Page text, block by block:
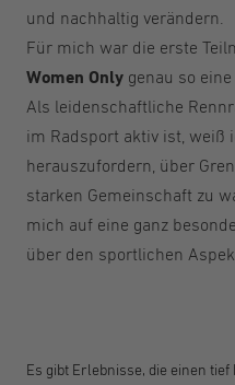
und nachhaltig verändern.
Für mich war die erste
Women Only genau so
Als leidenschaftliche
im Radsport aktiv ist, weiß
herauszufordern, über
starken Gemeinschaft zu
mich auf eine ganz
über den sportlichen
Es gibt Erlebnisse, die einen